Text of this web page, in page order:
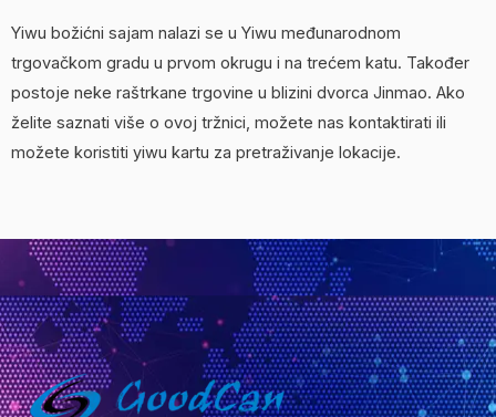
Yiwu božićni sajam nalazi se u Yiwu međunarodnom
trgovačkom gradu u prvom okrugu i na trećem katu. Također
postoje neke raštrkane trgovine u blizini dvorca Jinmao. Ako
želite saznati više o ovoj tržnici, možete nas kontaktirati ili
možete koristiti yiwu kartu za pretraživanje lokacije.